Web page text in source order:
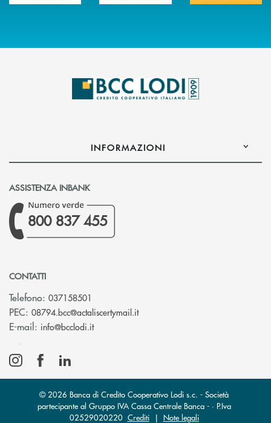
INFORMAZIONI
ASSISTENZA INBANK
800 837 455
CONTATTI
Telefono: 037158501
PEC: 08794.bcc@actaliscertymail.it(si apre l’app di posta
E-mail: info@bcclodi.it(si apre l’app di posta elettronica)
© 2026 Banca di Credito Cooperativo Lodi s.c. - Società
partecipante al Gruppo IVA Cassa Centrale Banca - · P.Iva
02529020220 Crediti| Note legali